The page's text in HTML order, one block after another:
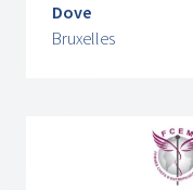
Dove
Bruxelles